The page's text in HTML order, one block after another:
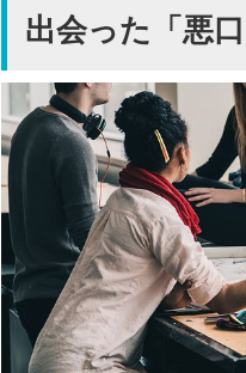
出会った「悪